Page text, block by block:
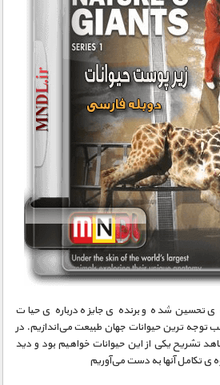
تحسین‌ شده و برنده‌ ی جایزه درباره‌ ی حیات
توجه‌ ترین حیوانات جهان طبیعت می‌اندازیم. در
تشریح یکی از این حیوانات خواهیم بود و دید
ی تکامل آنها به دست می‌آوریم